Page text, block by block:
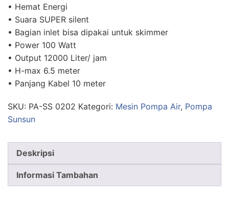
• Hemat Energi
• Suara SUPER silent
• Bagian inlet bisa dipakai untuk skimmer
• Power 100 Watt
• Output 12000 Liter/ jam
• H-max 6.5 meter
• Panjang Kabel 10 meter
SKU: PA-SS 0202 Kategori: Mesin Pompa Air, Pompa
Sunsun
Deskripsi
Informasi Tambahan